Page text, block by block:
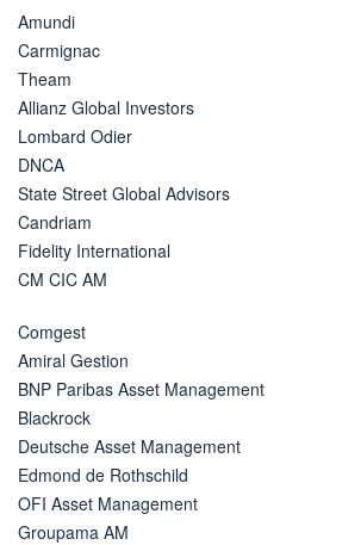
Amundi
Carmignac
Theam
Allianz Global Investors
Lombard Odier
DNCA
State Street Global Advisors
Candriam
Fidelity International
CM CIC AM
Comgest
Amiral Gestion
BNP Paribas Asset Management
Blackrock
Deutsche Asset Management
Edmond de Rothschild
OFI Asset Management
Groupama AM